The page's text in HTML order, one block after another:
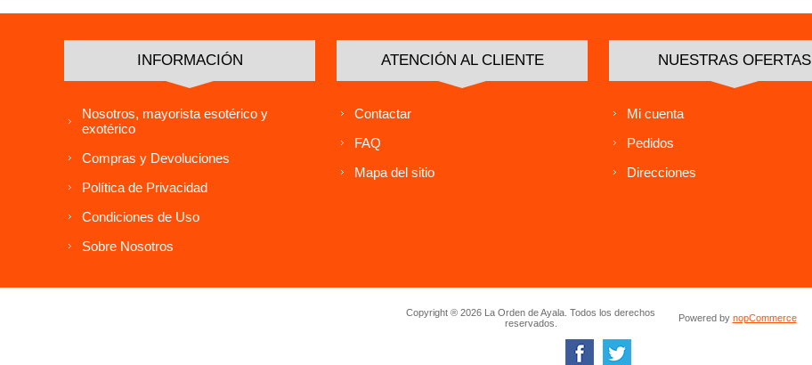
INFORMACIÓN
Nosotros, mayorista esotérico y
exotérico
Compras y Devoluciones
Política de Privacidad
Condiciones de Uso
Sobre Nosotros
ATENCIÓN AL CLIENTE
Contactar
FAQ
Mapa del sitio
NUESTRAS OFERTAS
Mi cuenta
Pedidos
Direcciones
Copyright ® 2026 La Orden de Ayala. Todos los derechos
reservados.
Powered by nopCommerce